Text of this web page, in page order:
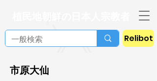
Relibot
市原大仙